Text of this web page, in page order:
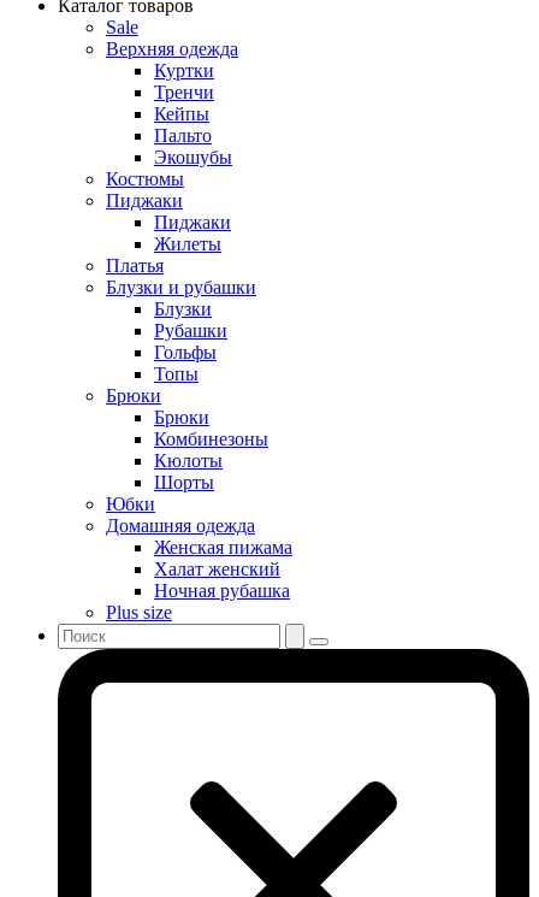
Каталог товаров
Sale
Верхняя одежда
Куртки
Тренчи
Кейпы
Пальто
Экошубы
Костюмы
Пиджаки
Пиджаки
Жилеты
Платья
Блузки и рубашки
Блузки
Рубашки
Гольфы
Топы
Брюки
Брюки
Комбинезоны
Кюлоты
Шорты
Юбки
Домашняя одежда
Женская пижама
Халат женский
Ночная рубашка
Plus size